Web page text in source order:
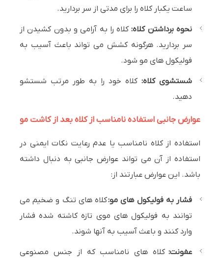
ساعت یکبار کلاه را برای مدتی از سر بردارید.
نحوه برداشتن کلاه:کلاه را به آرامی و بدون کشیدن از
سر بردارید. هرگونه کشش می تواند باعث آسیب به
فولیکول های مو شود.
شستشوی کلاه: کلاه خود را به طور مرتب شستشو
دهید.
عوارض جانبی استفاده نامناسب از کلاه بعد از کاشت مو
استفاده از کلاه نامناسب یا عدم رعایت نکات ایمنی در
استفاده از آن می تواند عوارض جانبی به دنبال داشته
باشد. این عوارض عبارتند از:
فشار به فولیکول های مو:کلاه های تنگ و ضخیم می
توانند به فولیکول های موی تازه کاشته شده فشار
وارد کنند و باعث آسیب به آنها شوند.
عفونت: کلاه های نامناسب که از جنس مصنوعی